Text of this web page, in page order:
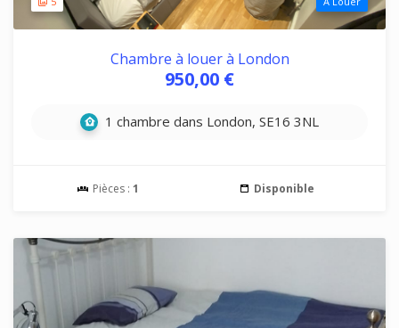
Chambre à louer à London
950,00 €
1 chambre dans London, SE16 3NL
Pièces : 1 Disponible